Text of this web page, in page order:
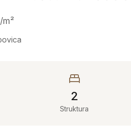
2
Struktura